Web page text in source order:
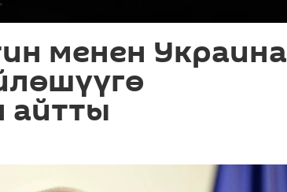
менен Украина
айтты